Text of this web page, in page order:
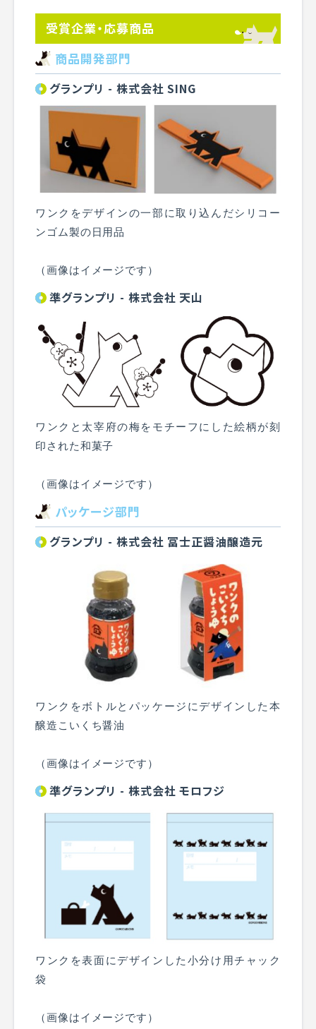
受賞企業・応募商品
商品開発部門
グランプリ - 株式会社 SING
ワンクをデザインの一部に取り込んだシリコー
ンゴム製の日用品
（画像はイメージです）
準グランプリ - 株式会社 天山
ワンクと太宰府の梅をモチーフにした絵柄が刻
印された和菓子
（画像はイメージです）
パッケージ部門
グランプリ - 株式会社 冨士正醤油醸造元
ワンクをボトルとパッケージにデザインした本
醸造こいくち醤油
（画像はイメージです）
準グランプリ - 株式会社 モロフジ
ワンクを表面にデザインした小分け用チャック
袋
（画像はイメージです）